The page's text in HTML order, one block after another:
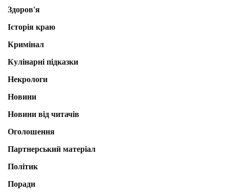
Здоров'я
Історія краю
Кримінал
Кулінарні підказки
Некрологи
Новини
Новини від читачів
Оголошення
Партнерський матеріал
Політик
Поради